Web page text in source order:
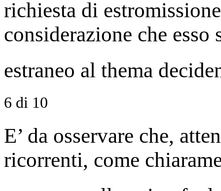
richiesta di
considerazione che esso
estraneo al thema
6 di 10
E’ da osservare che,
ricorrenti, come